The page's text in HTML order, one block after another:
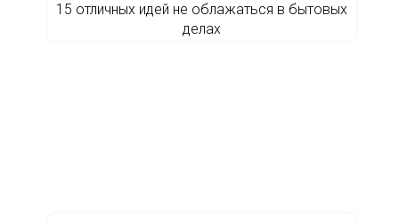
15 отличных идей не облажаться в бытовых
делах